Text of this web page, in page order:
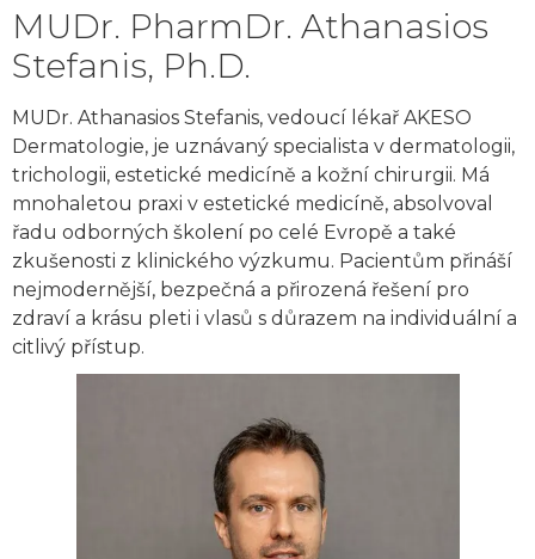
MUDr. PharmDr. Athanasios
Stefanis, Ph.D.
MUDr. Athanasios Stefanis, vedoucí lékař AKESO
Dermatologie, je uznávaný specialista v dermatologii,
trichologii, estetické medicíně a kožní chirurgii. Má
mnohaletou praxi v estetické medicíně, absolvoval
řadu odborných školení po celé Evropě a také
zkušenosti z klinického výzkumu. Pacientům přináší
nejmodernější, bezpečná a přirozená řešení pro
zdraví a krásu pleti i vlasů s důrazem na individuální a
citlivý přístup.